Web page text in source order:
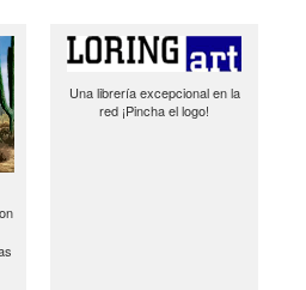
Una librería excepcional en la
red ¡Pincha el logo!